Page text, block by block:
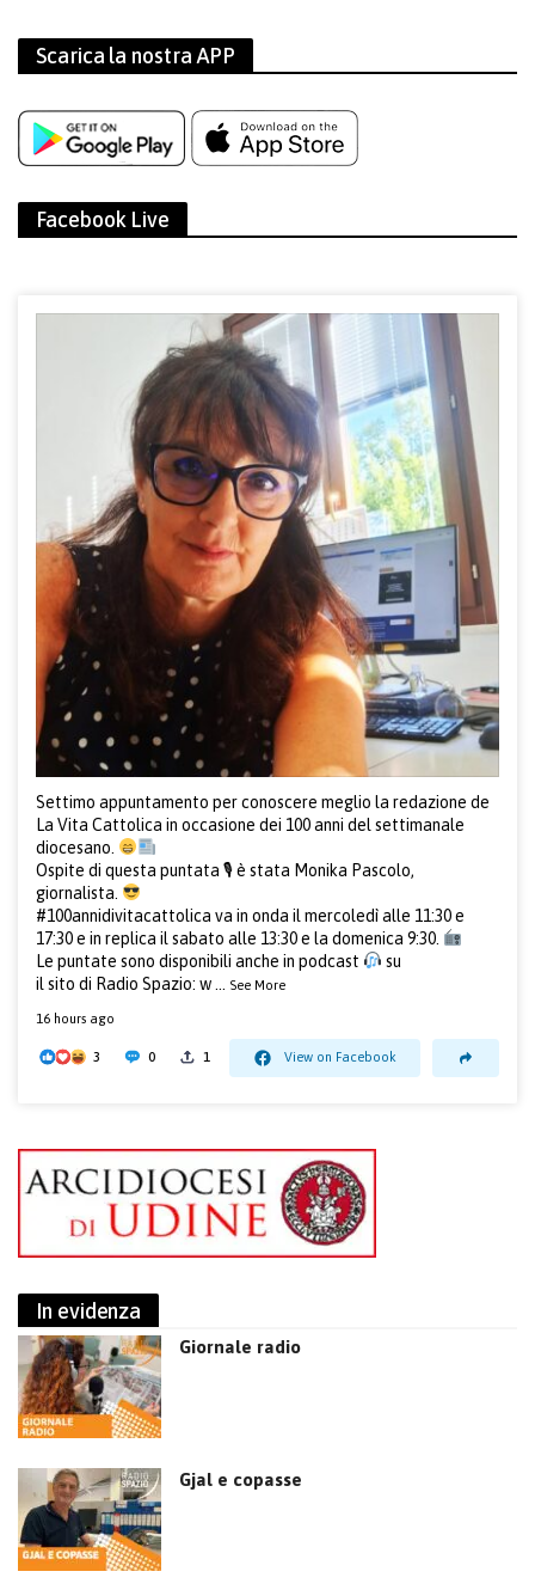
Scarica la nostra APP
Facebook Live
Settimo appuntamento per conoscere meglio la redazione de
La Vita Cattolica in occasione dei 100 anni del settimanale
diocesano.
Ospite di questa puntata 🎙 è stata Monika Pascolo,
giornalista.
#100annidivitacattolica va in onda il mercoledì alle 11:30 e
17:30 e in replica il sabato alle 13:30 e la domenica 9:30.
Le puntate sono disponibili anche in podcast
su
il sito di Radio Spazio: w See More
16 hours ago
3 0 1 View on Facebook
In evidenza
Giornale radio
Gjal e copasse